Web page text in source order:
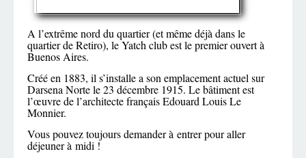
A l’extrême nord du quartier (et même déjà dans le
quartier de Retiro), le Yatch club est le premier ouvert à
Buenos Aires.
Créé en 1883, il s’installe a son emplacement actuel sur
Darsena Norte le 23 décembre 1915. Le bâtiment est
l’œuvre de l’architecte français Edouard Louis Le
Monnier.
Vous pouvez toujours demander à entrer pour aller
déjeuner à midi !